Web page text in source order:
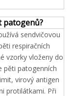
patogenů?
sendvičovou
respiračních
vzorky vloženy do
pěti patogenních
virový antigen
protilátkami. Při